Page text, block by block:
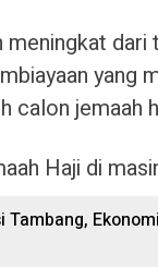
yang
calon jemaah
Haji di